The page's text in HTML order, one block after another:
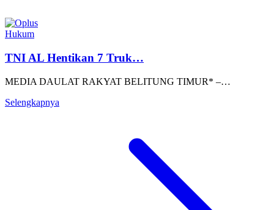
Hukum
TNI AL Hentikan 7 Truk…
MEDIA DAULAT RAKYAT BELITUNG TIMUR* –…
Selengkapnya